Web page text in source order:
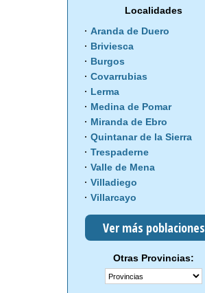
Localidades
Aranda de Duero
Briviesca
Burgos
Covarrubias
Lerma
Medina de Pomar
Miranda de Ebro
Quintanar de la Sierra
Trespaderne
Valle de Mena
Villadiego
Villarcayo
Ver más poblaciones
Otras Provincias: